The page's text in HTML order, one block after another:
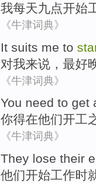
我每天九点开始
《牛津词典》
It suits me to
对我来说 ， 最好
《牛津词典》
You need to get
你得在他们开工
《牛津词典》
They lose their
他们开始工作时